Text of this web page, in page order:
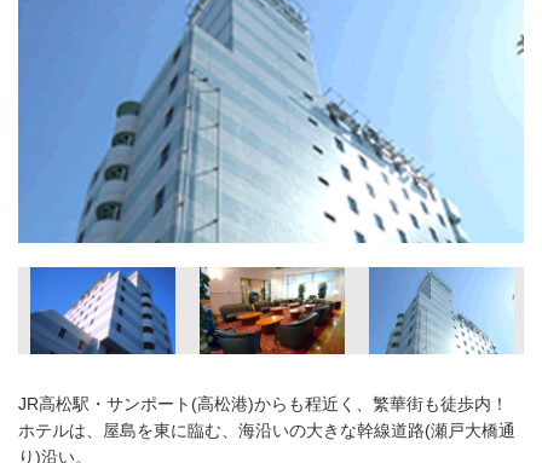
JR高松駅・サンポート(高松港)からも程近く、繁華街も徒歩内！
ホテルは、屋島を東に臨む、海沿いの大きな幹線道路(瀬戸大橋通
り)沿い。